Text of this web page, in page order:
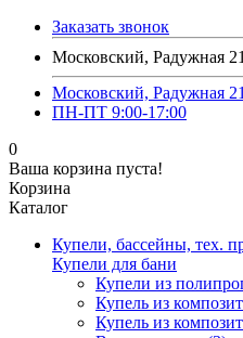
Заказать звонок
Московский, Радужная 21
Московский, Радужная 21
ПН-ПТ 9:00-17:00
0
Ваша корзина пуста!
Корзина
Каталог
Купели, бассейны, тех.
Купели для бани
Купели из
Купель из
Купель из